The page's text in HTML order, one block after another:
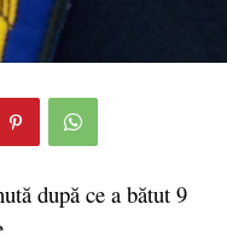
după ce a bătut 9